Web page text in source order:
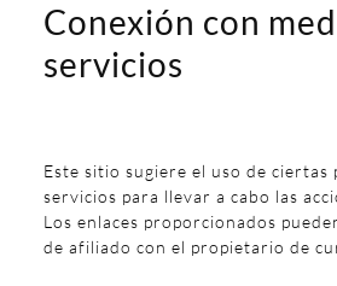
Conexión con
servicios
Este sitio sugiere el uso de ciertas
servicios para llevar a cabo las
Los enlaces proporcionados
de afiliado con el propietario de